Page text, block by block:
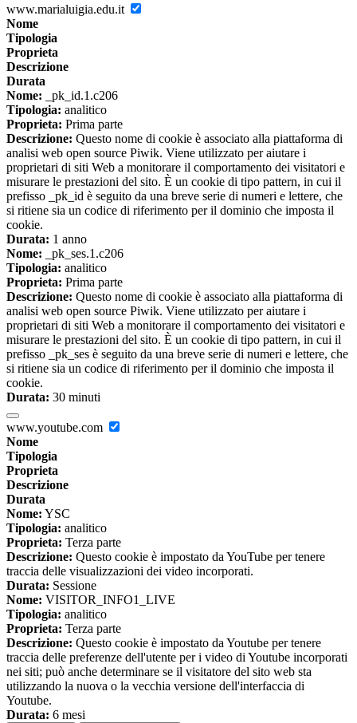
www.marialuigia.edu.it
Nome
Tipologia
Proprieta
Descrizione
Durata
Nome: _pk_id.1.c206
Tipologia: analitico
Proprieta: Prima parte
Descrizione: Questo nome di cookie è associato alla piattaforma di
analisi web open source Piwik. Viene utilizzato per aiutare i
proprietari di siti Web a monitorare il comportamento dei visitatori e
misurare le prestazioni del sito. È un cookie di tipo pattern, in cui il
prefisso _pk_id è seguito da una breve serie di numeri e lettere, che
si ritiene sia un codice di riferimento per il dominio che imposta il
cookie.
Durata: 1 anno
Nome: _pk_ses.1.c206
Tipologia: analitico
Proprieta: Prima parte
Descrizione: Questo nome di cookie è associato alla piattaforma di
analisi web open source Piwik. Viene utilizzato per aiutare i
proprietari di siti Web a monitorare il comportamento dei visitatori e
misurare le prestazioni del sito. È un cookie di tipo pattern, in cui il
prefisso _pk_ses è seguito da una breve serie di numeri e lettere, che
si ritiene sia un codice di riferimento per il dominio che imposta il
cookie.
Durata: 30 minuti
www.youtube.com
Nome
Tipologia
Proprieta
Descrizione
Durata
Nome: YSC
Tipologia: analitico
Proprieta: Terza parte
Descrizione: Questo cookie è impostato da YouTube per tenere
traccia delle visualizzazioni dei video incorporati.
Durata: Sessione
Nome: VISITOR_INFO1_LIVE
Tipologia: analitico
Proprieta: Terza parte
Descrizione: Questo cookie è impostato da Youtube per tenere
traccia delle preferenze dell'utente per i video di Youtube incorporati
nei siti; può anche determinare se il visitatore del sito web sta
utilizzando la nuova o la vecchia versione dell'interfaccia di
Youtube.
Durata: 6 mesi